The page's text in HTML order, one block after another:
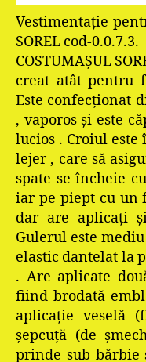
Vestimentaţie
SOREL cod-0.0.7.3.
COSTUMAŞUL
creat atât pentru
Este confecţionat
, vaporos şi este
lucios . Croiul este
lejer , care să
spate se încheie
iar pe piept cu un
dar are aplicaţi
Gulerul este
elastic dantelat la
. Are aplicate
fiind brodată
aplicaţie veselă
şepcuţă (de
prinde sub bărbie